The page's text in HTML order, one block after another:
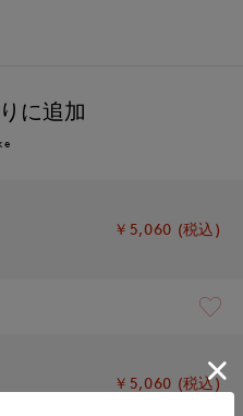
に追加
￥5,060 (税込)
￥5,060 (税込)